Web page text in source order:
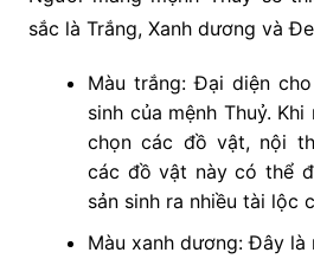
sắc là Trắng, Xanh dương và
Màu trắng: Đại diện
sinh của mệnh Thuỷ.
chọn các đồ vật, nội
các đồ vật này có thể
sản sinh ra nhiều tài lộc
Màu xanh dương: Đây là